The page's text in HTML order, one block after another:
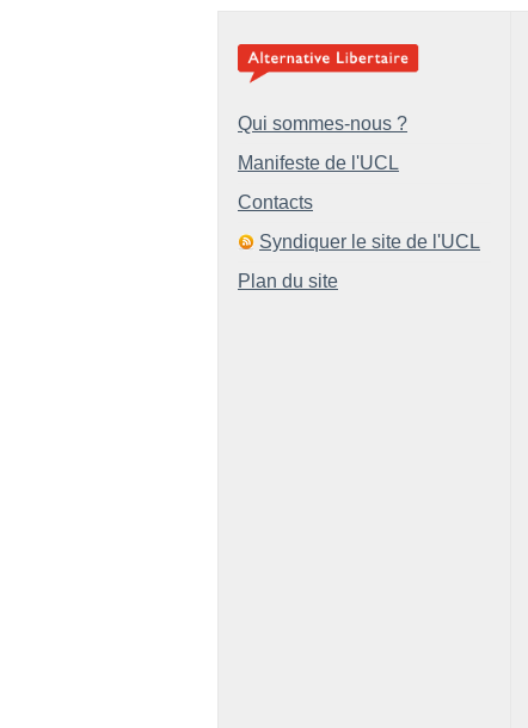
Qui sommes-nous ?
Manifeste de l'UCL
Contacts
Syndiquer le site de l'UCL
Plan du site